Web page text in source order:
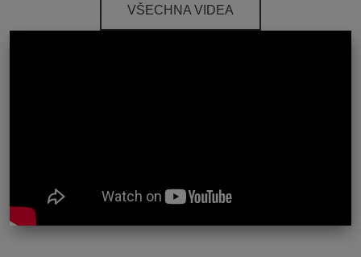
VŠECHNA VIDEA